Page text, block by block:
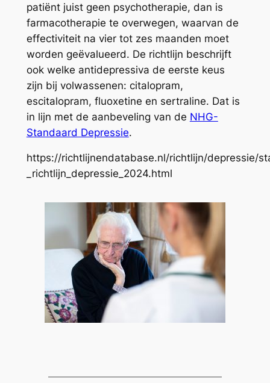
patiënt juist geen psychotherapie, dan is
farmacotherapie te overwegen, waarvan de
effectiviteit na vier tot zes maanden moet
worden geëvalueerd. De richtlijn beschrijft
ook welke antidepressiva de eerste keus
zijn bij volwassenen: citalopram,
escitalopram, fluoxetine en sertraline. Dat is
in lijn met de aanbeveling van de NHG-
Standaard Depressie.
https://richtlijnendatabase.nl/richtlijn/depressie/
_richtlijn_depressie_2024.html